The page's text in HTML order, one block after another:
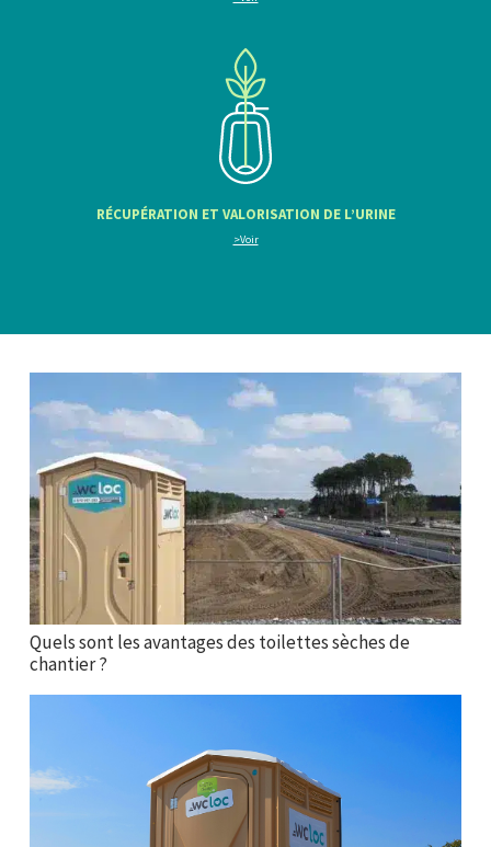
RÉCUPÉRATION ET VALORISATION DE L’URINE
>Voir
Quels sont les avantages des toilettes sèches de
chantier ?